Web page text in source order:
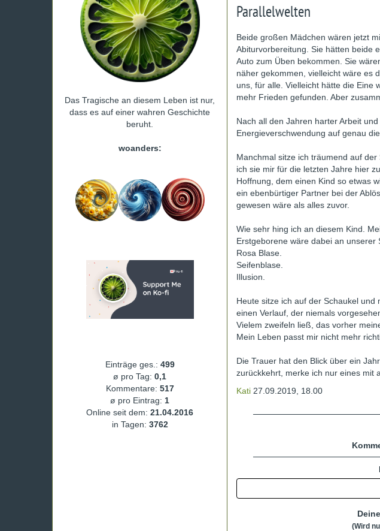
Parallelwelten
Beide großen Mädchen wären jetzt
Abiturvorbereitung. Sie hätten beide
Auto zum Üben bekommen. Sie
näher gekommen, vielleicht wäre es
uns, für alle. Vielleicht hätte die Eine
mehr Frieden gefunden. Aber
Nach all den Jahren harter Arbeit
Energieverschwendung auf genau
Manchmal sitze ich träumend auf
ich sie mir für die letzten Jahre hier
Hoffnung, dem einen Kind so etwas
ein ebenbürtiger Partner bei der
gewesen wäre als alles zuvor.
Wie sehr hing ich an diesem Kind.
Erstgeborene wäre dabei an unserer
Rosa Blase.
Seifenblase.
Illusion.
Heute sitze ich auf der Schaukel
einen Verlauf, der niemals
Vielem zweifeln ließ, das vorher
Mein Leben passt mir nicht mehr
Die Trauer hat den Blick über ein
zurückkehrt, merke ich nur eines mit
Kati 27.09.2019, 18.00
(Wird
Das Tragische an diesem Leben ist nur,
dass es auf einer wahren Geschichte
beruht.
woanders:
Einträge ges.: 499
ø pro Tag: 0,1
Kommentare: 517
ø pro Eintrag: 1
Online seit dem: 21.04.2016
in Tagen: 3762